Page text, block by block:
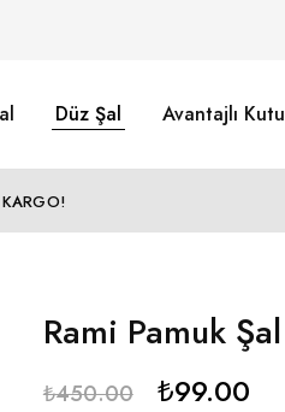
Düz Şal Avantajlı Kutu
Rami Pamuk
₺450.00 ₺99.00